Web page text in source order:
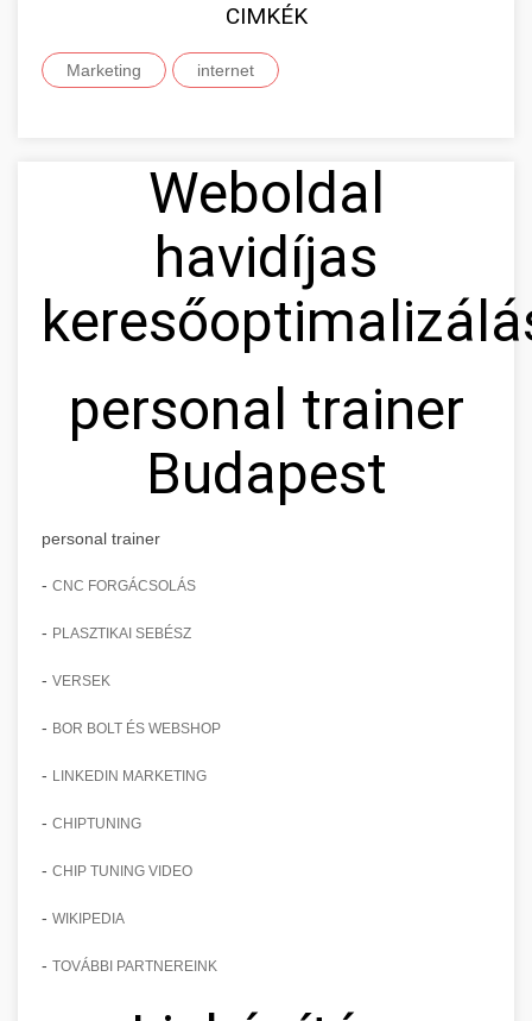
CIMKÉK
Marketing internet
Weboldal
havidíjas
personal trainer
Budapest
personal trainer
- CNC FORGÁCSOLÁS
- PLASZTIKAI SEBÉSZ
- VERSEK
- BOR BOLT ÉS WEBSHOP
- LINKEDIN MARKETING
- CHIPTUNING
- CHIP TUNING VIDEO
- WIKIPEDIA
- TOVÁBBI PARTNEREINK